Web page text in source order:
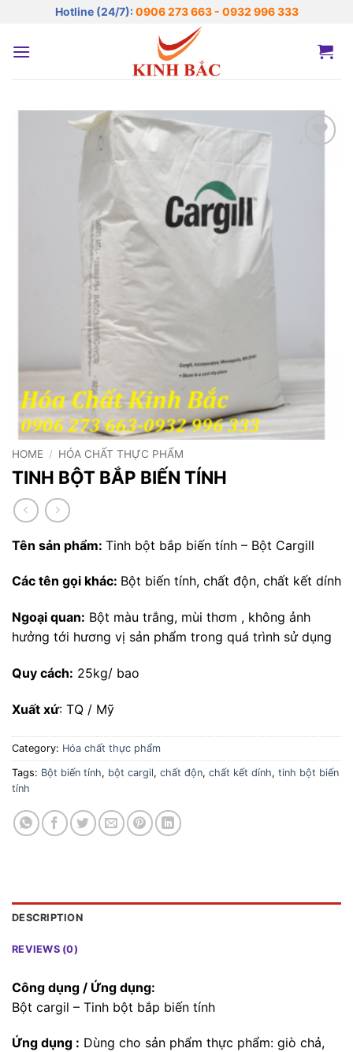
nội
Hotline (24/7): 0906 273 663 - 0932 996 333
HOME / HÓA CHẤT THỰC PHẨM
TINH BỘT BẮP BIẾN TÍNH
Tên sản phẩm: Tinh bột bắp biến tính – Bột Cargill
Các tên gọi khác: Bột biến tính, chất độn, chất kết dính
Ngoại quan: Bột màu trắng, mùi thơm , không ảnh
hưởng tới hương vị sản phẩm trong quá trình sử dụng
Quy cách: 25kg/ bao
Xuất xứ: TQ / Mỹ
Category: Hóa chất thực phẩm
Tags: Bột biến tính, bột cargil, chất độn, chất kết dính, tinh bột biến
tính
DESCRIPTION
REVIEWS (0)
Công dụng / Ứng dụng:
Bột cargil – Tinh bột bắp biến tính
Ứng dụng : Dùng cho sản phẩm thực phẩm: giò chả,